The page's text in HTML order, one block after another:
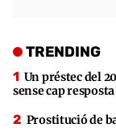
TRENDING
Un préstec del
sense cap
Prostitució de